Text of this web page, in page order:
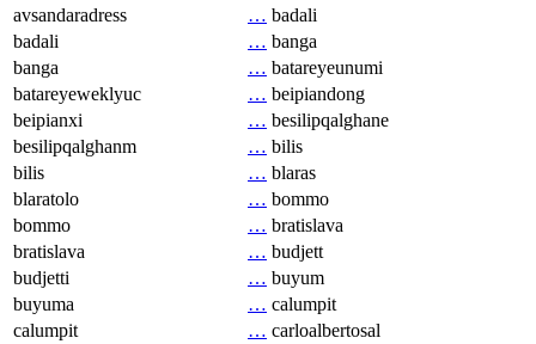
avsandaradress
… badali
badali
… banga
banga
… batareyeunumi
batareyeweklyuc
… beipiandong
beipianxi
… besilipqalghane
besilipqalghanm
… bilis
bilis
… blaras
blaratolo
… bommo
bommo
… bratislava
bratislava
… budjett
budjetti
… buyum
buyuma
… calumpit
calumpit
… carloalbertosal